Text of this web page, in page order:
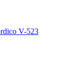
V-523